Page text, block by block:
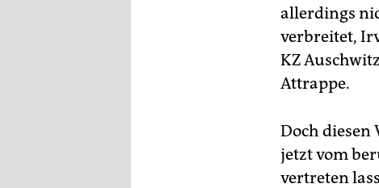
allerdings
verbreitet,
KZ
Attrappe.
Doch diesen
jetzt vom
vertreten